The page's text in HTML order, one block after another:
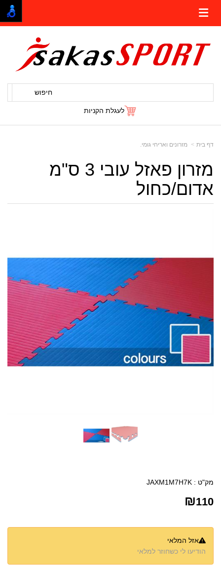
חיפוש
לעגלת הקניות
דף בית מזרונים ואריחי גומי.
מזרון פאזל עובי 3 ס"מ
אדום/כחול
מק"ט : JAXM1M7H7K
₪110
אזל המלאי
הודיעו לי כשחוזר למלאי